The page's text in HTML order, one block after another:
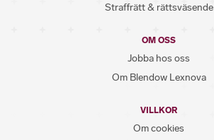
Straffrätt & rättsväsende
OM OSS
Jobba hos oss
Om Blendow Lexnova
VILLKOR
Om cookies